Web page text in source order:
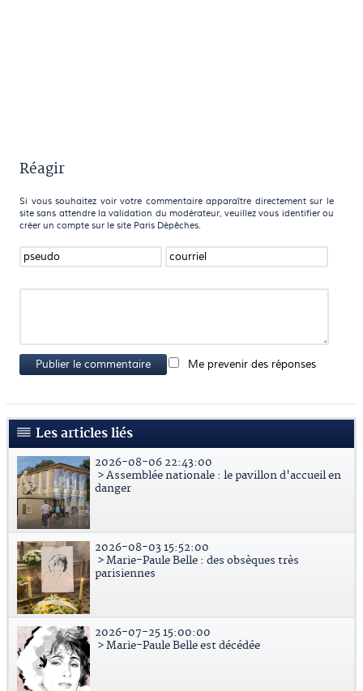
Réagir
Si vous souhaitez voir votre commentaire apparaître directement sur le
site sans attendre la validation du modérateur, veuillez vous identifier ou
créer un compte sur le site Paris Dépêches.
Publier le commentaire Me prevenir des réponses
Les articles liés
2026-08-06 22:43:00
> Assemblée nationale : le pavillon d'accueil en
danger
2026-08-03 15:52:00
> Marie-Paule Belle : des obsèques très
parisiennes
2026-07-25 15:00:00
> Marie-Paule Belle est décédée